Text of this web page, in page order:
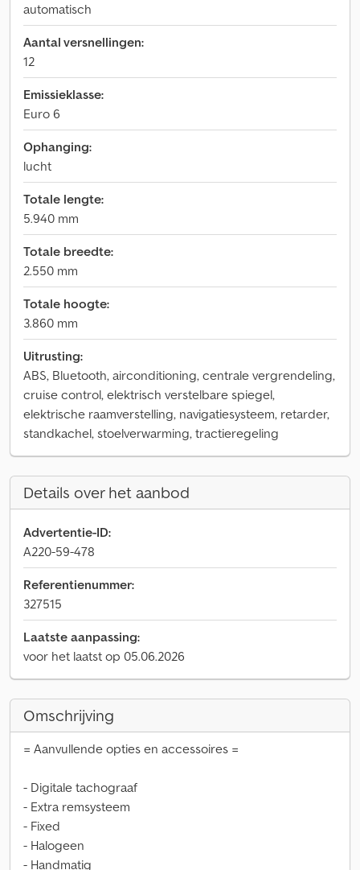
automatisch
Aantal versnellingen:
12
Emissieklasse:
Euro 6
Ophanging:
lucht
Totale lengte:
5.940 mm
Totale breedte:
2.550 mm
Totale hoogte:
3.860 mm
Uitrusting:
ABS, Bluetooth, airconditioning, centrale vergrendeling,
cruise control, elektrisch verstelbare spiegel,
elektrische raamverstelling, navigatiesysteem, retarder,
standkachel, stoelverwarming, tractieregeling
Details over het aanbod
Advertentie-ID:
A220-59-478
Referentienummer:
327515
Laatste aanpassing:
voor het laatst op 05.06.2026
Omschrijving
= Aanvullende opties en accessoires =
- Digitale tachograaf
- Extra remsysteem
- Fixed
- Halogeen
- Handmatig